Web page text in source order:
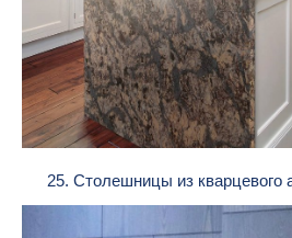
25. Столешницы из кварцевого